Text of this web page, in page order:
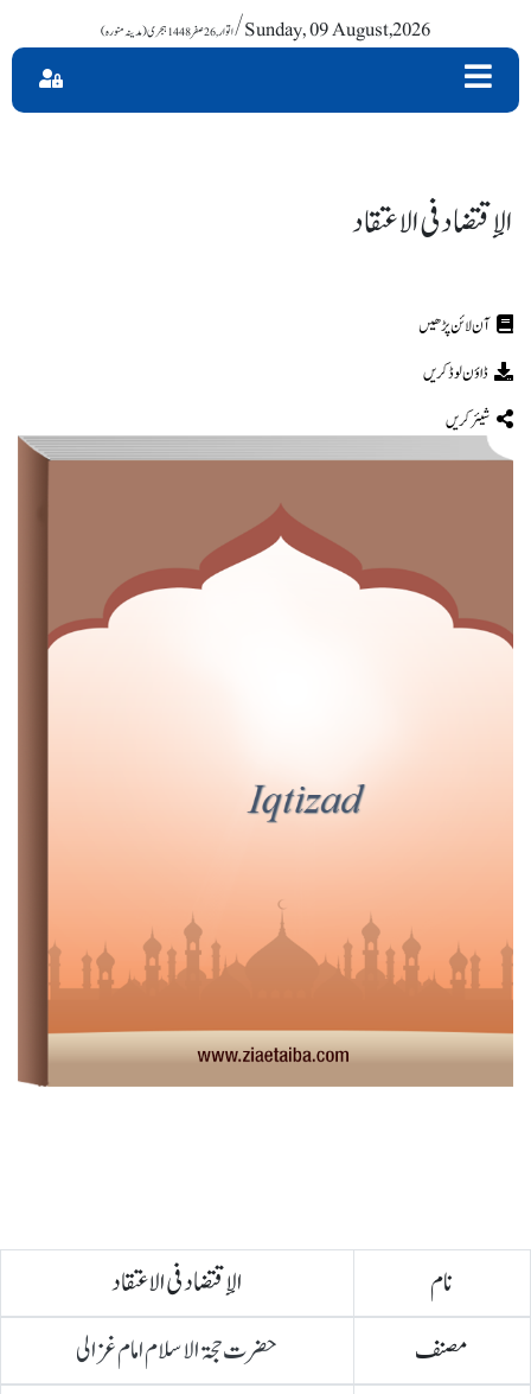
اتوار , 26 صفر 1448 ہجری (مدینہ منورہ)/ Sunday, 09 August,2026
الإقتضاد فی الاعتقاد
ڈاؤن لوڈ کریں
شیئر کریں
الإقتضاد فی الاعتقاد
نام
حضرت حجۃ الاسلام امام غزالی
مصنف